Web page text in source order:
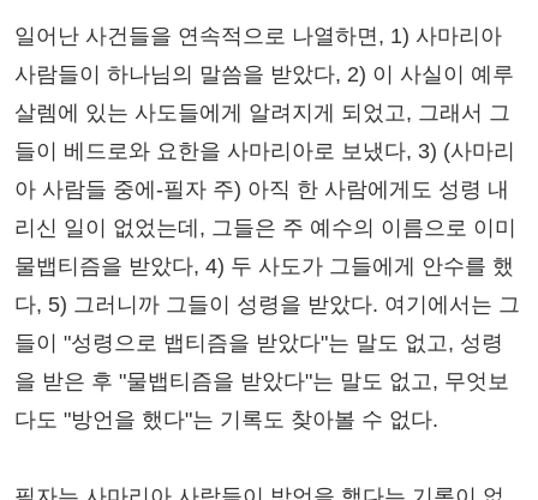
일어난 사건들을 연속적으로 나열하면, 1) 사마리아
사람들이 하나님의 말씀을 받았다, 2) 이 사실이 예루
살렘에 있는 사도들에게 알려지게 되었고, 그래서 그
들이 베드로와 요한을 사마리아로 보냈다, 3) (사마리
아 사람들 중에-필자 주) 아직 한 사람에게도 성령 내
리신 일이 없었는데, 그들은 주 예수의 이름으로 이미
물뱁티즘을 받았다, 4) 두 사도가 그들에게 안수를 했
다, 5) 그러니까 그들이 성령을 받았다. 여기에서는 그
들이 "성령으로 뱁티즘을 받았다"는 말도 없고, 성령
을 받은 후 "물뱁티즘을 받았다"는 말도 없고, 무엇보
다도 "방언을 했다"는 기록도 찾아볼 수 없다.